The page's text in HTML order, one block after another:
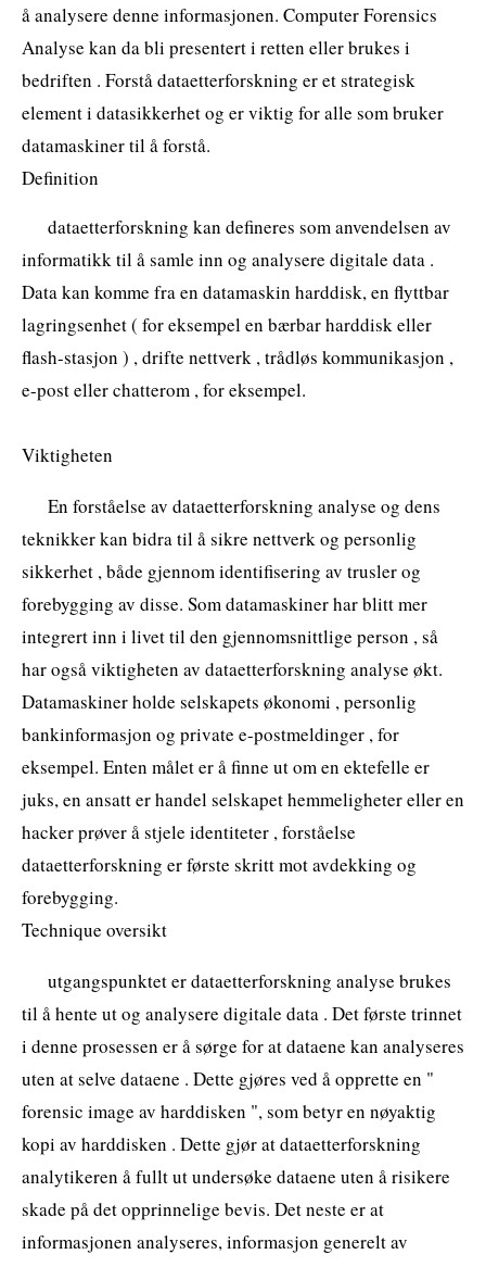
å analysere denne informasjonen. Computer Forensics
Analyse kan da bli presentert i retten eller brukes i
bedriften . Forstå dataetterforskning er et strategisk
element i datasikkerhet og er viktig for alle som bruker
datamaskiner til å forstå.
Definition
dataetterforskning kan defineres som anvendelsen av
informatikk til å samle inn og analysere digitale data .
Data kan komme fra en datamaskin harddisk, en flyttbar
lagringsenhet ( for eksempel en bærbar harddisk eller
flash-stasjon ) , drifte nettverk , trådløs kommunikasjon ,
e-post eller chatterom , for eksempel.
Viktigheten
En forståelse av dataetterforskning analyse og dens
teknikker kan bidra til å sikre nettverk og personlig
sikkerhet , både gjennom identifisering av trusler og
forebygging av disse. Som datamaskiner har blitt mer
integrert inn i livet til den gjennomsnittlige person , så
har også viktigheten av dataetterforskning analyse økt.
Datamaskiner holde selskapets økonomi , personlig
bankinformasjon og private e-postmeldinger , for
eksempel. Enten målet er å finne ut om en ektefelle er
juks, en ansatt er handel selskapet hemmeligheter eller en
hacker prøver å stjele identiteter , forståelse
dataetterforskning er første skritt mot avdekking og
forebygging.
Technique oversikt
utgangspunktet er dataetterforskning analyse brukes
til å hente ut og analysere digitale data . Det første trinnet
i denne prosessen er å sørge for at dataene kan analyseres
uten at selve dataene . Dette gjøres ved å opprette en "
forensic image av harddisken ", som betyr en nøyaktig
kopi av harddisken . Dette gjør at dataetterforskning
analytikeren å fullt ut undersøke dataene uten å risikere
skade på det opprinnelige bevis. Det neste er at
informasjonen analyseres, informasjon generelt av